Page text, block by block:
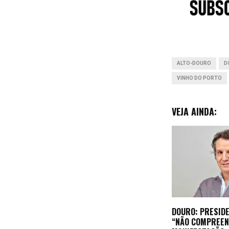
o
ALTO-DOURO
VINHO DO PORTO
VEJA AINDA:
DOURO:
“NÃO